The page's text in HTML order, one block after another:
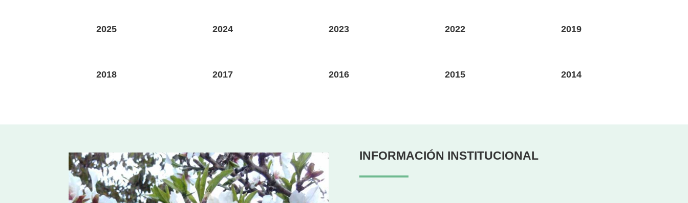
2025 2024 2023 2022 2019
2018 2017 2016 2015 2014
INFORMACIÓN INSTITUCIONAL